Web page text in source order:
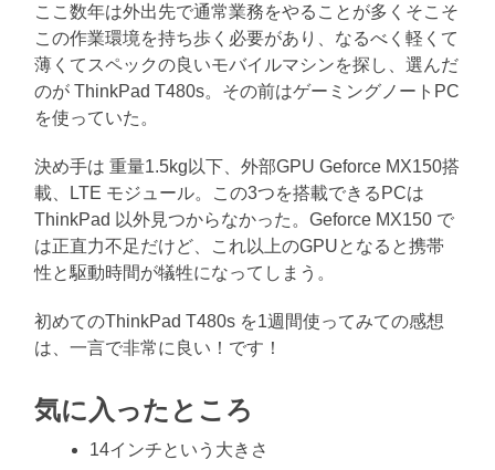
ここ数年は外出先で通常業務をやることが多くそこそ
この作業環境を持ち歩く必要があり、なるべく軽くて
薄くてスペックの良いモバイルマシンを探し、選んだ
のが ThinkPad T480s。その前はゲーミングノートPC
を使っていた。
決め手は 重量1.5kg以下、外部GPU Geforce MX150搭
載、LTE モジュール。この3つを搭載できるPCは
ThinkPad 以外見つからなかった。Geforce MX150 で
は正直力不足だけど、これ以上のGPUとなると携帯
性と駆動時間が犠牲になってしまう。
初めてのThinkPad T480s を1週間使ってみての感想
は、一言で非常に良い！です！
気に入ったところ
14インチという大きさ